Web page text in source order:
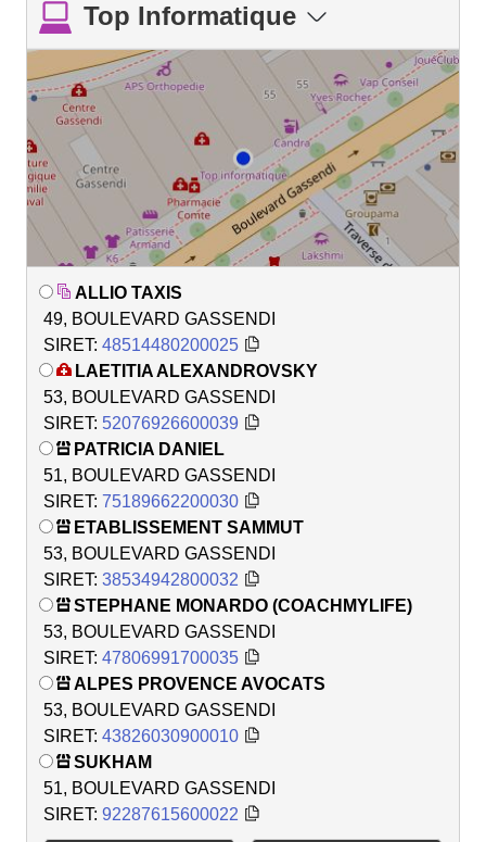
Top Informatique
ALLIO TAXIS
49, BOULEVARD GASSENDI
SIRET: 48514480200025
LAETITIA ALEXANDROVSKY
53, BOULEVARD GASSENDI
SIRET: 52076926600039
PATRICIA DANIEL
51, BOULEVARD GASSENDI
SIRET: 75189662200030
ETABLISSEMENT SAMMUT
53, BOULEVARD GASSENDI
SIRET: 38534942800032
STEPHANE MONARDO (COACHMYLIFE)
53, BOULEVARD GASSENDI
SIRET: 47806991700035
ALPES PROVENCE AVOCATS
53, BOULEVARD GASSENDI
SIRET: 43826030900010
SUKHAM
51, BOULEVARD GASSENDI
SIRET: 92287615600022